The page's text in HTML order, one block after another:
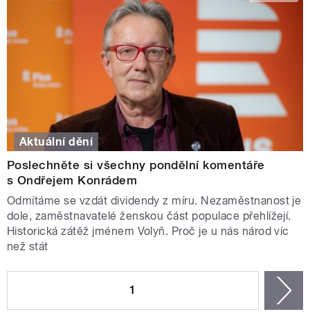
Aktuální dění
Poslechněte si všechny pondělní komentáře
s Ondřejem Konrádem
Odmítáme se vzdát dividendy z míru. Nezaměstnanost je
dole, zaměstnavatelé ženskou část populace přehlížejí.
Historická zátěž jménem Volyň. Proč je u nás národ víc
než stát
1